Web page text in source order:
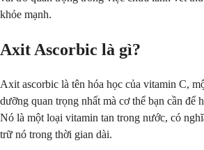
khỏe mạnh.
Axit Ascorbic là gì?
Axit ascorbic là tên hóa học của vitamin C,
dưỡng quan trọng nhất mà cơ thể bạn cần để
Nó là một loại vitamin tan trong nước, có
trữ nó trong thời gian dài.